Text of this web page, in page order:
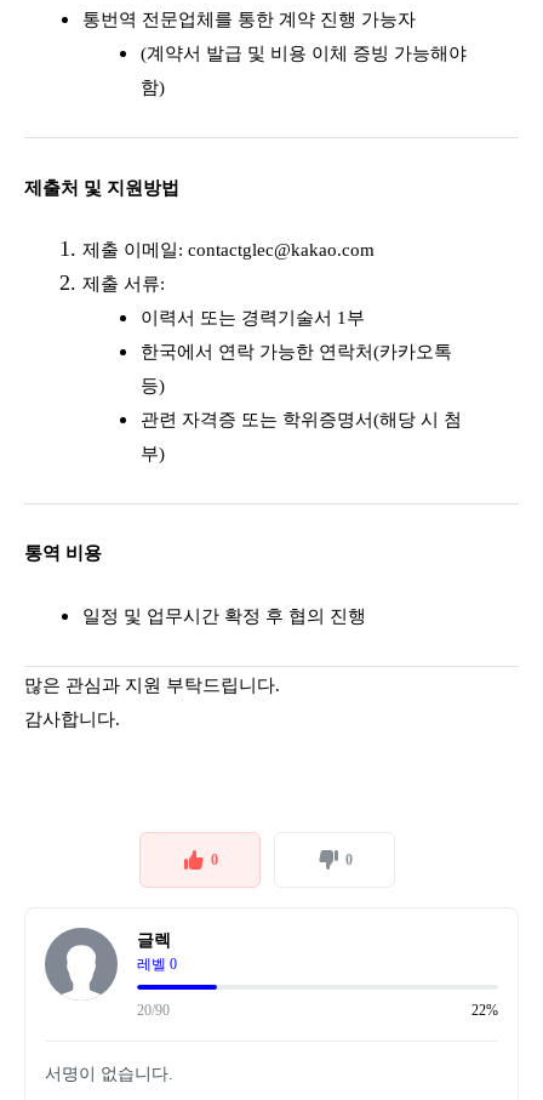
통번역 전문업체를 통한 계약 진행 가능자
(계약서 발급 및 비용 이체 증빙 가능해야
함)
제출처 및 지원방법
제출 이메일: contactglec@kakao.com
제출 서류:
이력서 또는 경력기술서 1부
한국에서 연락 가능한 연락처(카카오톡
등)
관련 자격증 또는 학위증명서(해당 시 첨
부)
통역 비용
일정 및 업무시간 확정 후 협의 진행
많은 관심과 지원 부탁드립니다.
감사합니다.
0 0
글렉
레벨 0
20/90 22%
서명이 없습니다.